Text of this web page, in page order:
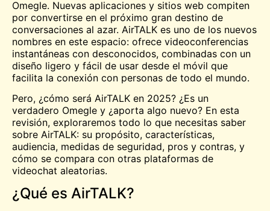
Omegle. Nuevas aplicaciones y sitios web compiten
por convertirse en el próximo gran destino de
conversaciones al azar. AirTALK es uno de los nuevos
nombres en este espacio: ofrece videoconferencias
instantáneas con desconocidos, combinadas con un
diseño ligero y fácil de usar desde el móvil que
facilita la conexión con personas de todo el mundo.
Pero, ¿cómo será AirTALK en 2025? ¿Es un
verdadero Omegle y ¿aporta algo nuevo? En esta
revisión, exploraremos todo lo que necesitas saber
sobre AirTALK: su propósito, características,
audiencia, medidas de seguridad, pros y contras, y
cómo se compara con otras plataformas de
videochat aleatorias.
¿Qué es AirTALK?